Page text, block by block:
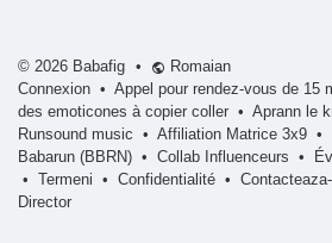
© 2026 Babafig •
Romaian
Connexion • Appel pour rendez-vous de 15
des emoticones à copier coller • Aprann le
Runsound music • Affiliation Matrice 3x9 •
Babarun (BBRN) • Collab Influenceurs •
• Termeni • Confidentialité •
Director